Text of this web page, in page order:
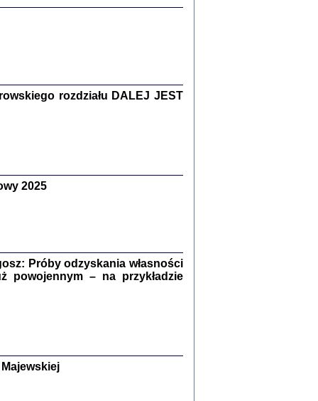
Warszawa 2018
rozdziału DALEJ JEST
2025
Próby odzyskania własności
powojennym – na przykładzie